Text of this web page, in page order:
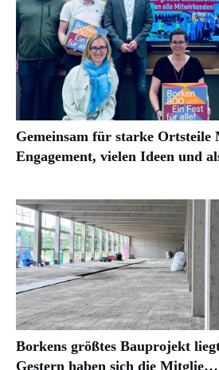
Gemeinsam für starke Ortsteile
Engagement, vielen Ideen und
Borkens größtes Bauprojekt
Gestern haben sich die Mitglie…